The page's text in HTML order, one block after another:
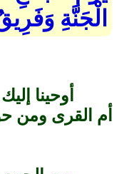
الْجَنَّةِ
أوحينا
أم القرى ومن